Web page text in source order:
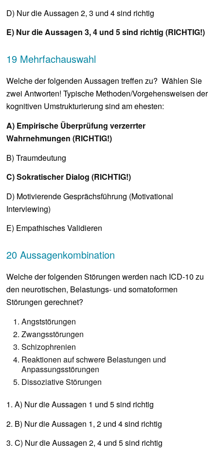
D) Nur die Aussagen 2, 3 und 4 sind richtig
E) Nur die Aussagen 3, 4 und 5 sind richtig (RICHTIG!)
19 Mehrfachauswahl
Welche der folgenden Aussagen treffen zu? Wählen Sie
zwei Antworten! Typische Methoden/Vorgehensweisen der
kognitiven Umstrukturierung sind am ehesten:
A) Empirische Überprüfung verzerrter
Wahrnehmungen (RICHTIG!)
B) Traumdeutung
C) Sokratischer Dialog (RICHTIG!)
D) Motivierende Gesprächsführung (Motivational
Interviewing)
E) Empathisches Validieren
20 Aussagenkombination
Welche der folgenden Störungen werden nach ICD-10 zu
den neurotischen, Belastungs- und somatoformen
Störungen gerechnet?
Angststörungen
Zwangsstörungen
Schizophrenien
Reaktionen auf schwere Belastungen und
Anpassungsstörungen
Dissoziative Störungen
1. A) Nur die Aussagen 1 und 5 sind richtig
2. B) Nur die Aussagen 1, 2 und 4 sind richtig
3. C) Nur die Aussagen 2, 4 und 5 sind richtig